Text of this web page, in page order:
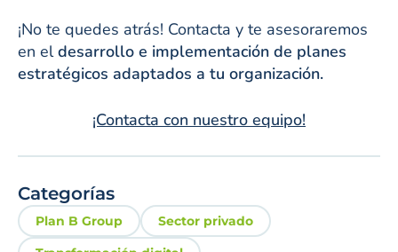
¡No te quedes atrás! Contacta y te asesoraremos
en eldesarrollo e implementación de planes
estratégicos adaptados a tu organización.
¡Contacta con nuestro equipo!
Categorías
Plan B Group
Sector privado